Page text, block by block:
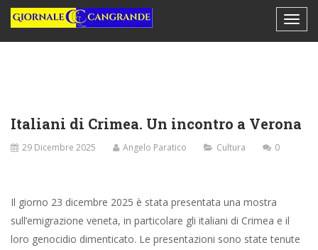
Italiani di Crimea. Un incontro a Verona
29 Dicembre 2025 Angelo Paratico Cultura 0
Il giorno 23 dicembre 2025 è stata presentata una mostra
sull’emigrazione veneta, in particolare gli italiani di Crimea e il
loro genocidio dimenticato. Le presentazioni sono state tenute